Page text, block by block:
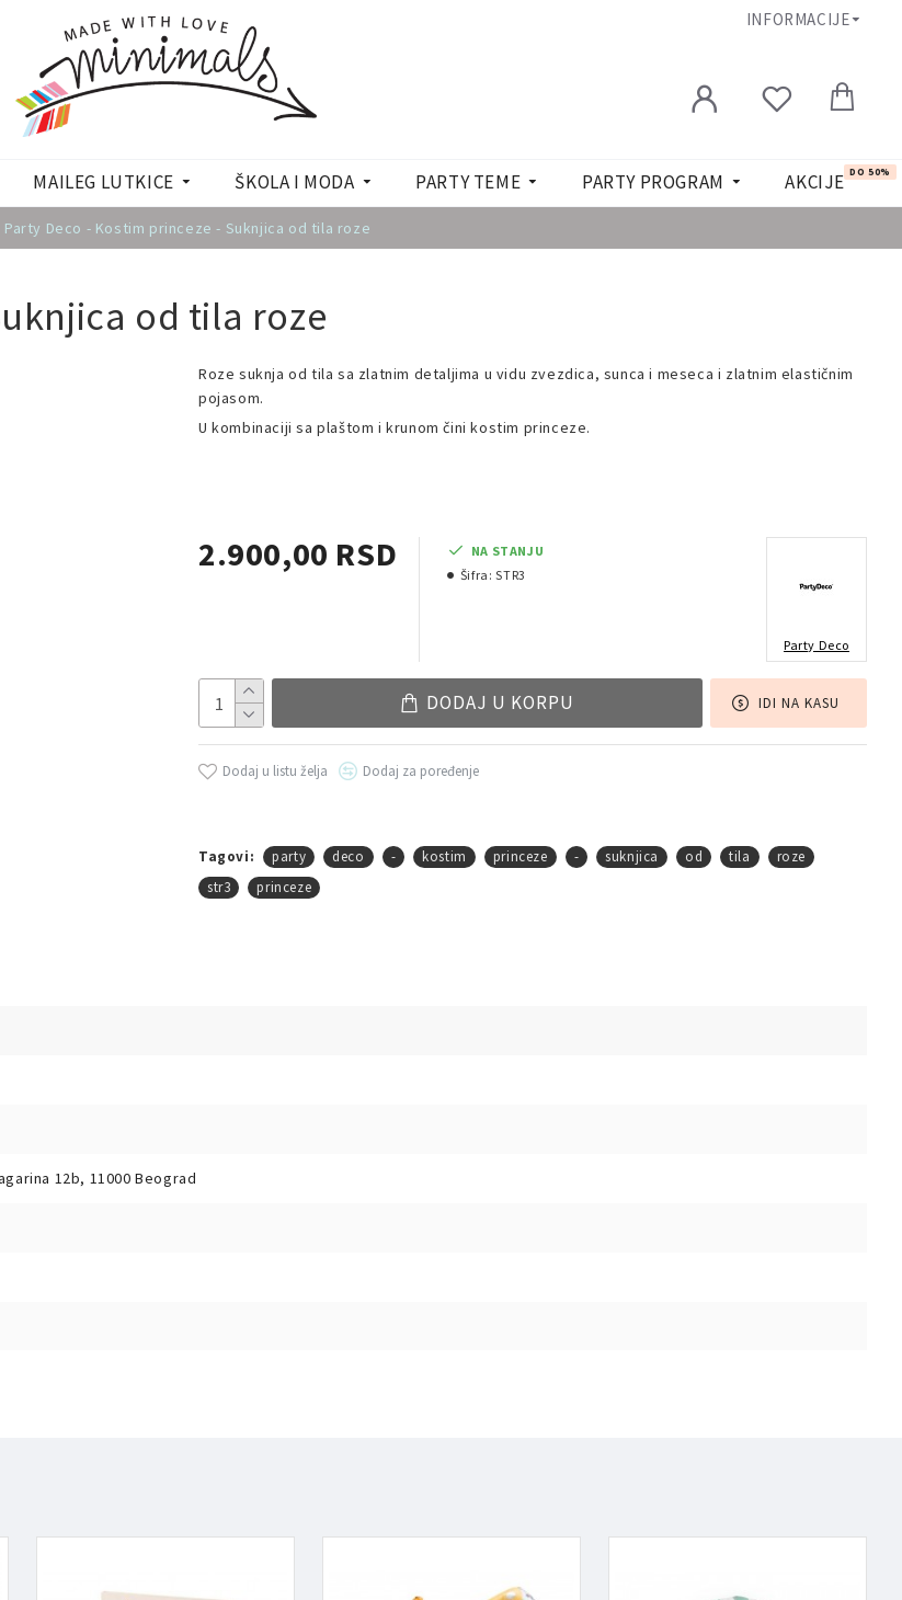
INFORMACIJE
MAILEG LUTKICE ŠKOLA I MODA PARTY TEME PARTY PROGRAM AKCIJE DO 50%
Party Deco - Kostim princeze - Suknjica od tila roze
od tila roze
Roze suknja od tila sa zlatnim detaljima u vidu zvezdica, sunca i meseca i zlatnim elastičnim
pojasom.
U kombinaciji sa plaštom i krunom čini kostim princeze.
2.900,00 RSD
NA STANJU
Šifra: STR3
Party Deco
DODAJ U KORPU IDI NA KASU
Dodaj u listu želja Dodaj za poređenje
Tagovi: party deco - kostim princeze - suknjica od tila
roze
str3
princeze
12b, 11000 Beograd